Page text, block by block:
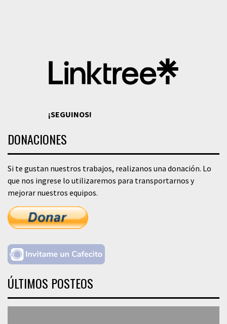
¡SEGUINOS!
DONACIONES
Si te gustan nuestros trabajos, realizanos una donación. Lo
que nos ingrese lo utilizaremos para transportarnos y
mejorar nuestros equipos.
ÚLTIMOS POSTEOS